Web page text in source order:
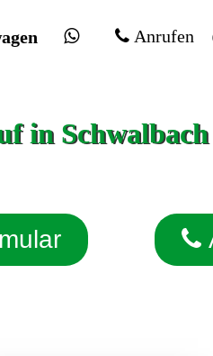
Anrufen
in Schwalbach